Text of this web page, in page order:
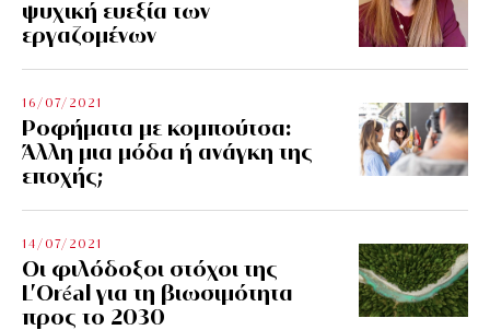
ψυχική ευεξία των
εργαζομένων
16/07/2021
Ροφήματα με κομπούτσα:
Άλλη μια μόδα ή ανάγκη της
εποχής;
14/07/2021
Οι φιλόδοξοι στόχοι της
L’Oréal για τη βιωσιμότητα
προς το 2030